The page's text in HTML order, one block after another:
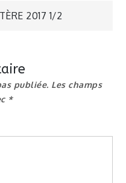
2017 1/2
publiée. Les champs
*